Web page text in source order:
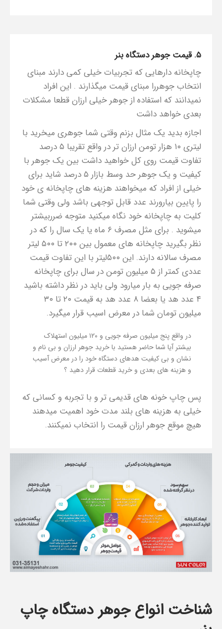
۵. قیمت جوهر دستگاه بنر
چاپخانه دارهایی که تجربیات خیلی کمی دارند مبنای
انتخاب جوهررا مبنای قیمت میگذارند . این افراد
نمیدانند که استفاده از جوهر خیلی ارزان قطعا مشکلات
بعدی خواهد داشت
اجازه بدید یک مثال بزنم وقتی شما جوهری میخرید با
لیتری ۱۰ هزار تومن ارزان تر در واقع تقریبا ۵ درصد
تفاوت قیمت روی کل خواهید داشت بین یک جوهر با
کیفیت و یک جوهر حد وسط بازار ۵ درصد شاید برای
خیلی از افراد که میخواهند هزینه های چاپخانه ی خود
را پایین بیارورند عدد قابل توجهی باشد ولی وقتی شما
کلیت به چاپخانه خود نگاه میکنید متوجه ضرربیشتر
میشوید . برای مثل مصرف ۶ ماه یا یک سال را که در
نظر بگیرید چاپخانه های معمول بین ۲۰۰ تا ۵۰۰ لیتر
مصرف سالانه دارند. این ۵۰۰لیتر با این تفاوت قیمت
عددی کمتر از ۵ میلیون تومن در سال برای چاپخانه
صرفه جویی به بار میارود ولی باید در نظر داشته باشید
۴ عدد هد یا بعضا ۸ عدد هد به قیمت ۲۰ تا ۳۰
میلیون تومان شما در معرض اسیب قرار میگیرد.
در واقع پنج میلیون صرفه جویی و ۱۲۰ میلیون استهلاک
بیشتر آیا شما حاضر هستید با خرید جوهر ارزان و بی نام و
نشان و بی کیفیت هدهای دستگاه خود را در معرض آسیب
و هزینه های بعدی و خرید قطعات قرار دهید ؟
پس چاپ خونه های قدیمی تر و با تجربه و کسانی که
خیلی به هزینه های بلند مدت خود اهمیت میدهند
هیچ موقع جوهر ارزان قیمت را انتخاب نمیکنند.
شناخت انواع جوهر دستگاه چاپ